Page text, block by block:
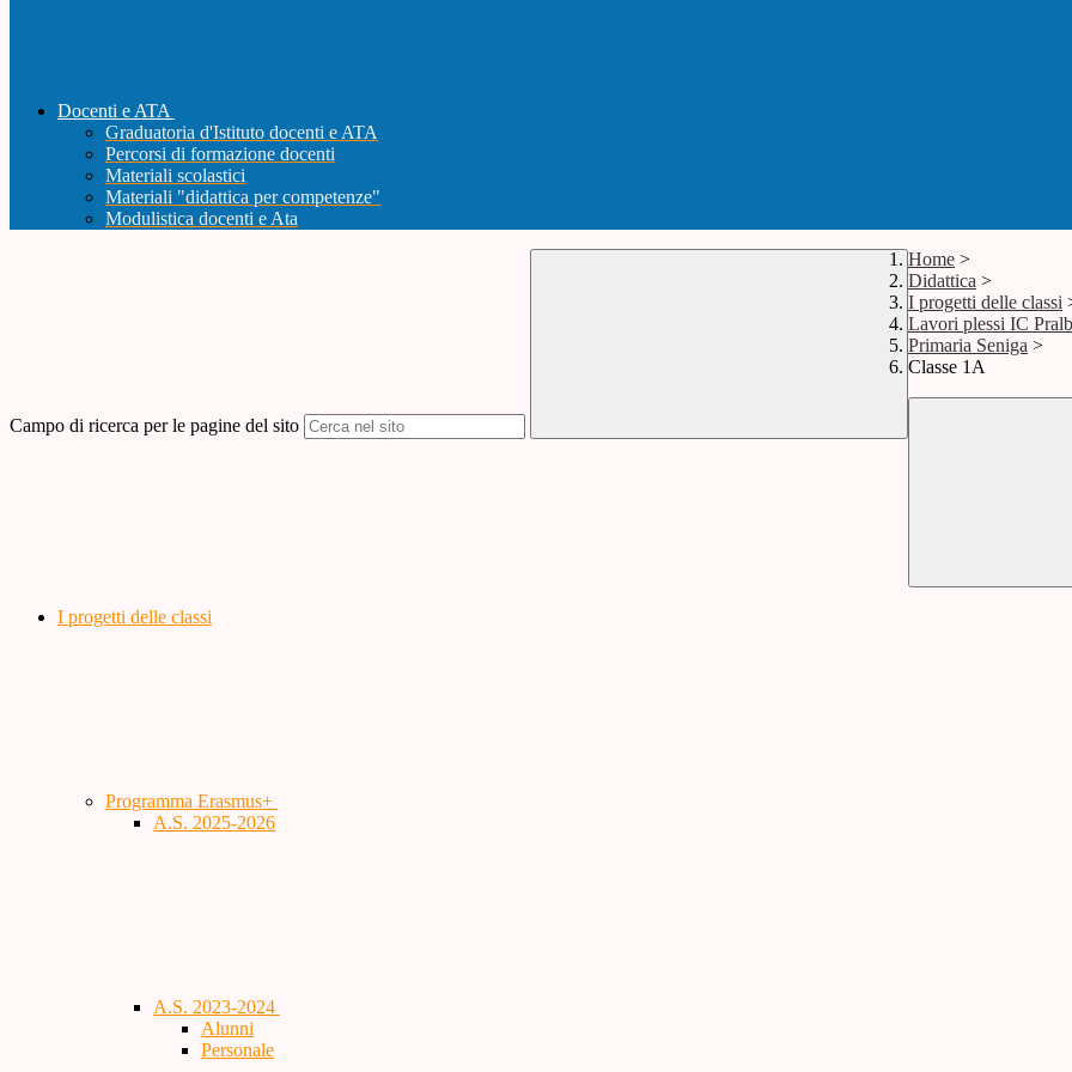
Docenti e ATA
Graduatoria d'Istituto docenti e ATA
Percorsi di formazione docenti
Materiali scolastici
Materiali "didattica per competenze"
Modulistica docenti e Ata
Campo di ricerca per le pagine del sito
Home >
Didattica >
I progetti delle classi
Lavori plessi IC
Primaria Seniga >
Classe 1A
I progetti delle classi
Programma Erasmus+
A.S. 2025-2026
A.S. 2023-2024
Alunni
Personale